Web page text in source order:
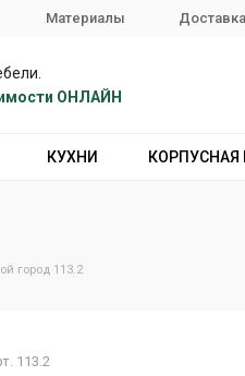
Материалы
ОНЛАЙН
КУХНИ КОРПУСНАЯ
город 113.2
113.2